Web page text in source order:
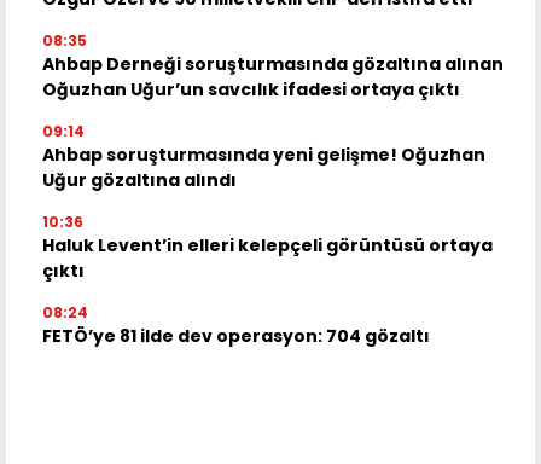
08:35
Ahbap Derneği soruşturmasında gözaltına alınan
Oğuzhan Uğur’un savcılık ifadesi ortaya çıktı
09:14
Ahbap soruşturmasında yeni gelişme! Oğuzhan
Uğur gözaltına alındı
10:36
Haluk Levent’in elleri kelepçeli görüntüsü ortaya
çıktı
08:24
FETÖ’ye 81 ilde dev operasyon: 704 gözaltı